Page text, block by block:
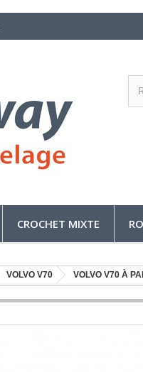
CROCHET MIXTE
VOLVO V70 VOLVO V70 À